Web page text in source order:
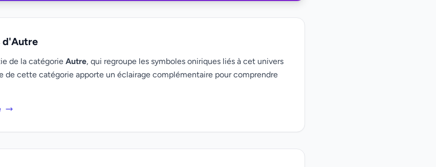
d'Autre
de la catégorie Autre, qui regroupe les symboles oniriques liés à cet univers
de cette catégorie apporte un éclairage complémentaire pour comprendre